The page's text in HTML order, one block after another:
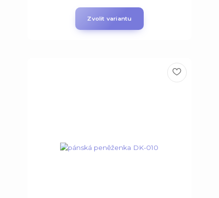
Zvolit variantu